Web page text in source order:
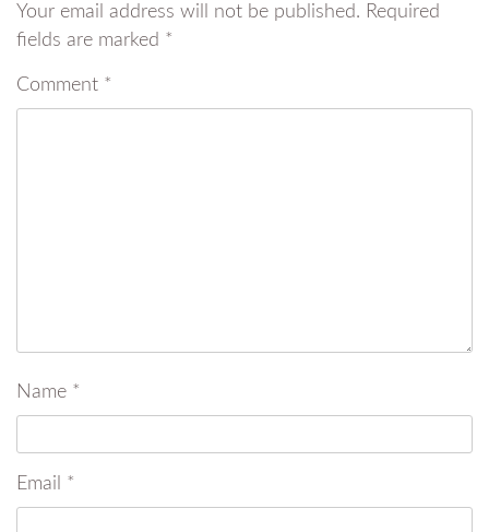
Your email address will not be published. Required
fields are marked *
Comment *
Name *
Email *